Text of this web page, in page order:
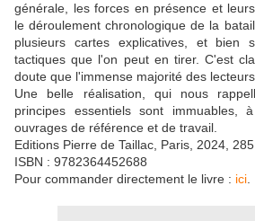
générale, les forces en présence et
le déroulement chronologique de la
plusieurs cartes explicatives, et bien
tactiques que l'on peut en tirer. C'est
doute que l'immense majorité des
Une belle réalisation, qui nous
principes essentiels sont immuables,
ouvrages de référence et de travail.
Editions Pierre de Taillac, Paris, 2024,
ISBN : 9782364452688
Pour commander directement le livre : ici